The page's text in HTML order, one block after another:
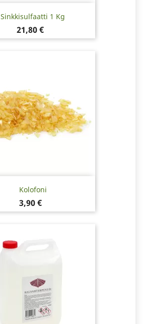
Sinkkisulfaatti 1 Kg
Hinta
21,80 €
Kolofoni
Hinta
3,90 €